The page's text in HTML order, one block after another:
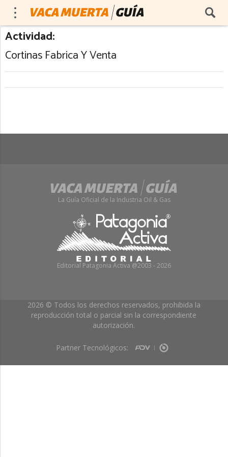
Actividad:
Cortinas Fabrica Y Venta
La Guía Oficial de la Industria Oil & Gas
Editorial Patagonia Activa @2003 - 2026
2026 © Todos los derechos reservados, prohibida la
reproducción total o parcial sin la correspondiente
autorización.
Partner Tecnológicos: